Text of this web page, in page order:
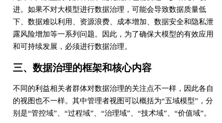
进。如果不对大模型进行数据治理，可能会导致数据质量低
下、数据难以利用、资源浪费、成本增加、数据安全和隐私泄
露风险增加等一系列问题。因此，为了确保大模型的有效应用
和可持续发展，必须进行数据治理。
三、数据治理的框架和核心内容
不同的利益相关者群体对数据治理的关注点不一样，因此各自
的视图也不一样。其中管理者视图可以概括为“五域模型”，分
别是“管控域”、“过程域”、“治理域”、“技术域”、“价值域”。